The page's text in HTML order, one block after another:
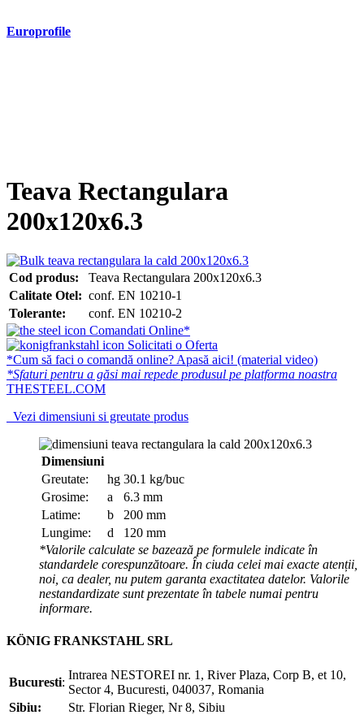
Europrofile
Teava Rectangulara
200x120x6.3
Cod produs:
Teava Rectangulara 200x120x6.3
Calitate Otel: conf. EN 10210-1
Tolerante:
conf. EN 10210-2
Comandati Online*
Solicitati o Oferta
*Cum să faci o comandă online? Apasă aici! (material video)
*Sfaturi pentru a găsi mai repede produsul pe platforma noastra
THESTEEL.COM
Vezi dimensiuni si greutate produs
Dimensiuni
Greutate:
hg 30.1 kg/buc
Grosime:
a
6.3 mm
Latime:
b
200 mm
Lungime:
d
120 mm
*Valorile calculate se bazează pe formulele indicate în
standardele corespunzătoare. În ciuda celei mai exacte atenții,
noi, ca dealer, nu putem garanta exactitatea datelor. Valorile
nestandardizate sunt prezentate în tabele numai pentru
informare.
KÖNIG FRANKSTAHL SRL
Bucuresti:
Intrarea NESTOREI nr. 1, River Plaza, Corp B, et 10,
Sector 4, Bucuresti, 040037, Romania
Sibiu:
Str. Florian Rieger, Nr 8, Sibiu